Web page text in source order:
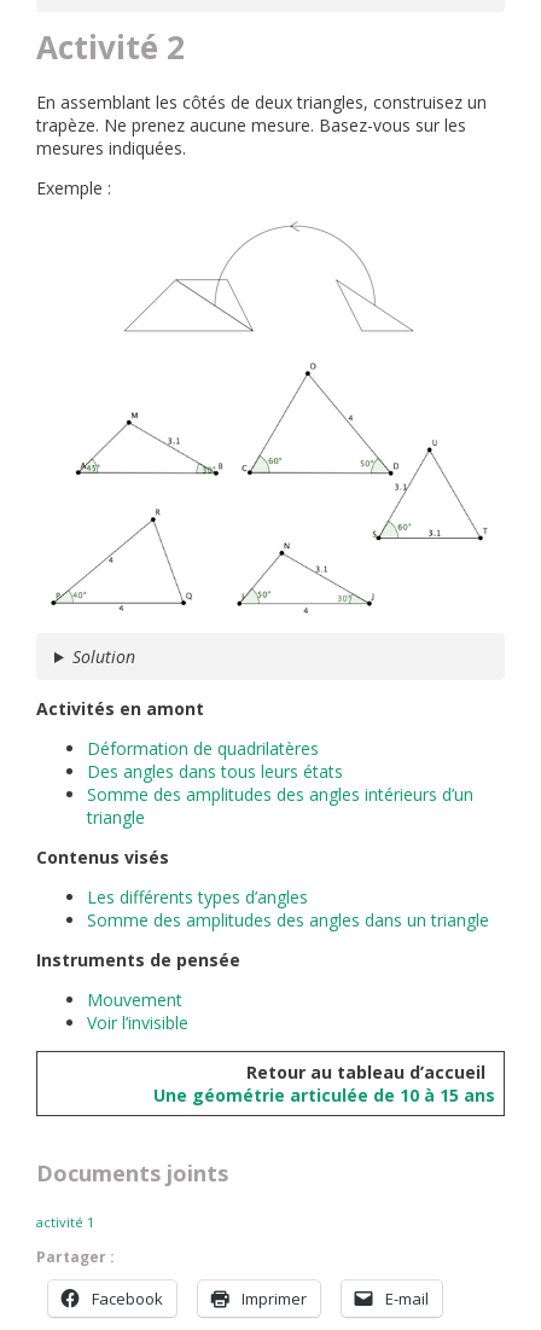
Activité 2
En assemblant les côtés de deux triangles, construisez un
trapèze. Ne prenez aucune mesure. Basez-vous sur les
mesures indiquées.
Exemple :
Solution
Activités en amont
Déformation de quadrilatères
Des angles dans tous leurs états
Somme des amplitudes des angles intérieurs d’un
triangle
Contenus visés
Les différents types d’angles
Somme des amplitudes des angles dans un triangle
Instruments de pensée
Mouvement
Voir l’invisible
Retour au tableau d’accueil
Une géométrie articulée de 10 à 15 ans
Documents joints
activité 1
Partager :
Facebook Imprimer E-mail